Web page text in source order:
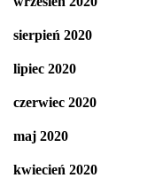
sierpień 2020
lipiec 2020
czerwiec 2020
maj 2020
kwiecień 2020